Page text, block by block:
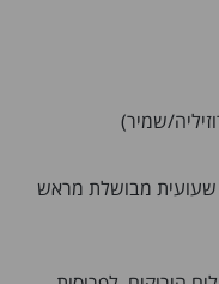
שמיר)
שעועית מבושלת מראש